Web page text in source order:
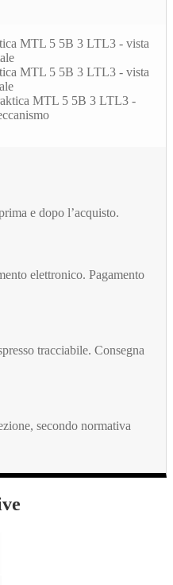
e dopo l’acquisto.
elettronico. Pagamento
tracciabile. Consegna
secondo normativa